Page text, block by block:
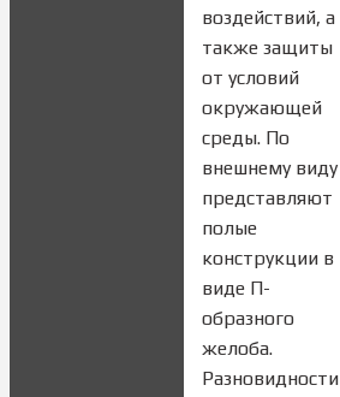
воздействий, а
также защиты
от условий
окружающей
среды. По
внешнему виду
представляют
полые
конструкции в
виде П-
образного
желоба.
Разновидности